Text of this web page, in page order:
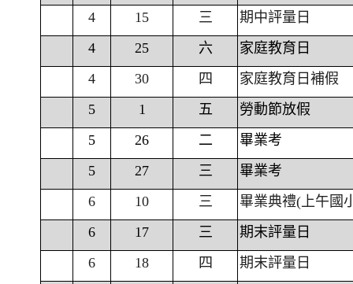
4
15 三
期中評量日
4
25 六
家庭教育日
4
30 四
家庭教育日補假
5
1 五
勞動節放假
5
26 二
畢業考
5
27 三
畢業考
6
10 三
畢業典禮(上午國
6
17 三
期末評量日
6
18 四
期末評量日